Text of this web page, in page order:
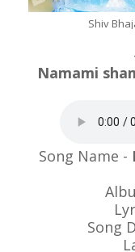
Shiv
Namami
Song Name -
Song